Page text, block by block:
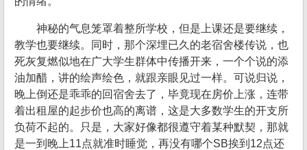
神秘的气息笼罩着整所学校，但是上课还是要继续，
教学也要继续。同时，那个深埋已久的老宿舍楼传说，也
死灰复燃似地在广大学生群体中传播开来，一个个说的添
油加醋，讲的绘声绘色，就跟亲眼见过一样。可说归说，
晚上倒还是乖乖的回宿舍去了，毕竟现在房价上涨，连带
着出租屋的起步价也高的离谱，这是大多数学生的开支所
负荷不起的。只是，大家好像都很遵守着某种默契，那就
是一到晚上11点就准时睡觉，再没有哪个SB挨到12点还